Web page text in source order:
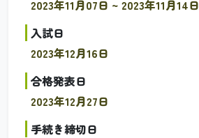
2023年11月07日 ~ 2023年11月14日
入試日
2023年12月16日
合格発表日
2023年12月27日
手続き締切日